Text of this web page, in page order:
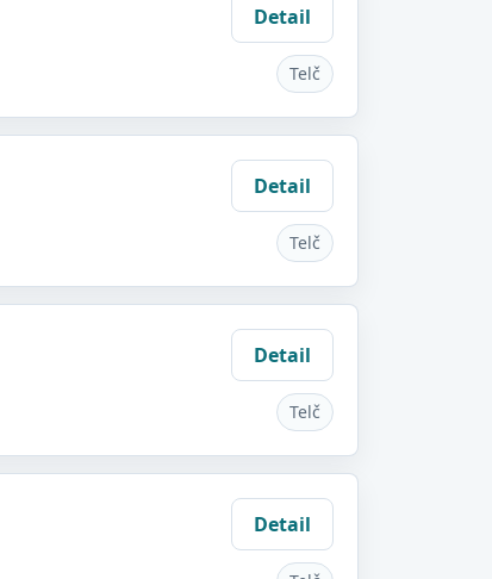
Detail
Telč
Detail
Telč
Detail
Telč
Detail